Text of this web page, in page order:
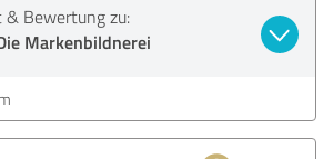
& Bewertung zu:
Markenbildnerei